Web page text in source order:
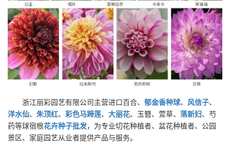
浙江丽彩园艺有限公司主营进口百合、 郁金香种球、 风信子、
洋水仙、 朱顶红、 彩色马蹄莲、 大丽花、玉簪、萱草、 落新妇 、芍
药等球宿根花卉种子批发，为专业切花种植者、盆花种植者、公园
景区、家庭园艺从业者提供产品与服务。